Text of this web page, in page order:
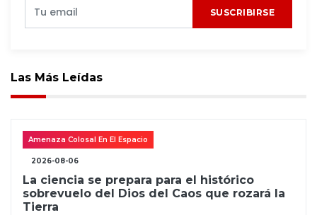
SUSCRIBIRSE
Las Más Leídas
Amenaza Colosal En El Espacio
2026-08-06
La ciencia se prepara para el histórico
sobrevuelo del Dios del Caos que rozará la
Tierra